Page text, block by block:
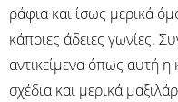
ράφια και ίσως μερικά
κάποιες άδειες γωνίες.
αντικείμενα όπως αυτή
σχέδια και μερικά